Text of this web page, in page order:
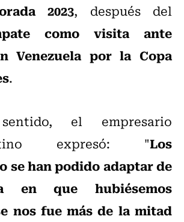
2023, después del
como visita ante
Venezuela por la Copa
.
el empresario
expresó: "Los
se han podido adaptar de
en que hubiésemos
nos fue más de la mitad